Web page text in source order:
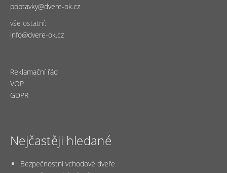
poptavky@dvere-ok.cz
vše ostatní:
info@dvere-ok.cz
Reklamační řád
VOP
GDPR
Nejčastěji hledané
Bezpečnostní vchodové dveře